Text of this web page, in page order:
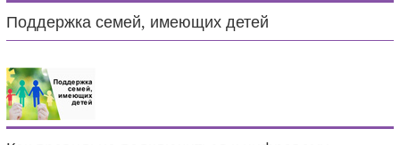
Поддержка семей, имеющих детей